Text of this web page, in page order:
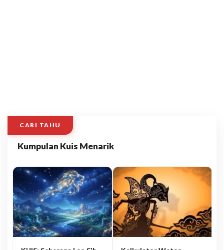
CARI TAHU
Kumpulan Kuis Menarik